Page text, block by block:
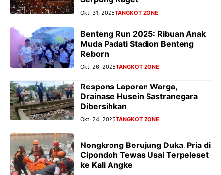
Okt. 31, 2025TANGKOT ZONE
Benteng Run 2025: Ribuan Anak
Muda Padati Stadion Benteng
Reborn
Okt. 26, 2025TANGKOT ZONE
Respons Laporan Warga,
Drainase Husein Sastranegara
Dibersihkan
Okt. 24, 2025TANGKOT ZONE
Nongkrong Berujung Duka, Pria di
Cipondoh Tewas Usai Terpeleset
ke Kali Angke